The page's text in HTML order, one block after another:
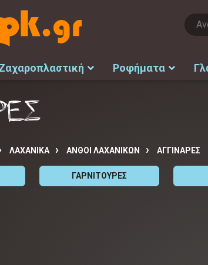
Ροφήματα
ΛΑΧΑΝΙΚΑ ΑΝΘΟΙ ΛΑΧΑΝΙΚΩΝ ΑΓΓΙΝΑΡΕΣ
ΓΑΡΝΙΤΟΥΡΕΣ